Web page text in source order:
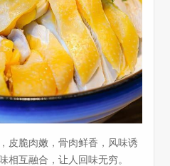
皮脆肉嫩，骨肉鲜香，风味诱
相互融合，让人回味无穷。